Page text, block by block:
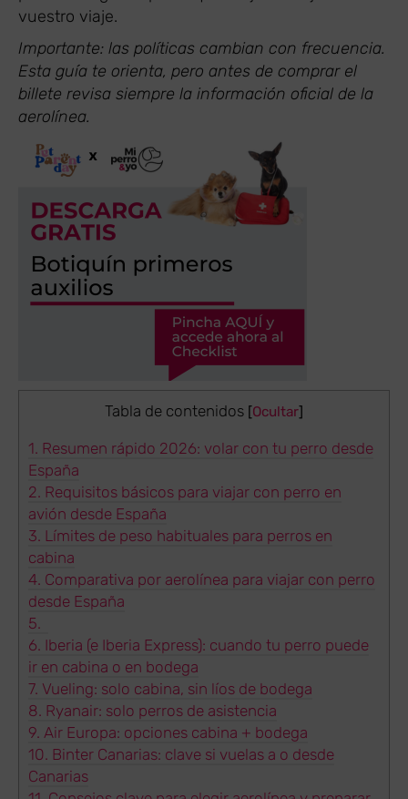
vuestro viaje.
Importante: las políticas cambian con frecuencia.
Esta guía te orienta, pero antes de comprar el
billete revisa siempre la información oficial de la
aerolínea.
Tabla de contenidos [Ocultar]
1. Resumen rápido 2026: volar con tu perro desde
España
2. Requisitos básicos para viajar con perro en
avión desde España
3. Límites de peso habituales para perros en
cabina
4. Comparativa por aerolínea para viajar con perro
desde España
5.
6. Iberia (e Iberia Express): cuando tu perro puede
ir en cabina o en bodega
7. Vueling: solo cabina, sin líos de bodega
8. Ryanair: solo perros de asistencia
9. Air Europa: opciones cabina + bodega
10. Binter Canarias: clave si vuelas a o desde
Canarias